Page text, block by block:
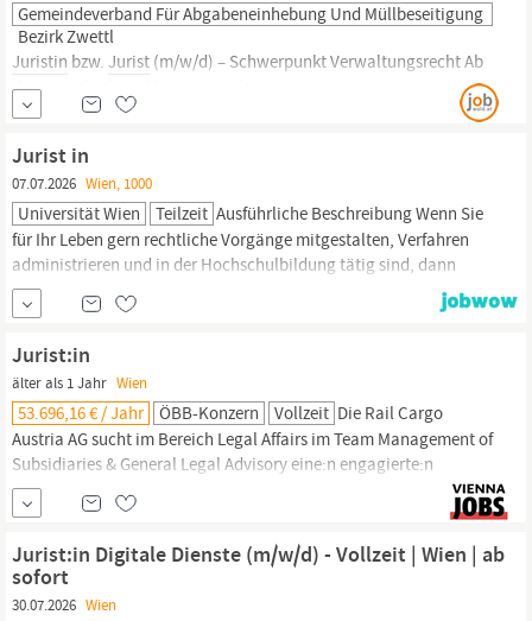
Gemeindeverband Für Abgabeneinhebung Und Müllbeseitigung
Bezirk Zwettl
Juristin bzw. Jurist (m/w/d) – Schwerpunkt Verwaltungsrecht Ab
dem 01. Oktober 2026 gelangt der Dienstposten einer
juristischen
Sachbearbeitung (Tätigkeitsprofil 4.3.) mit einem
Gemeindeverband für Abgabeneinhebung und Müllbeseitigung
Bezirk Zwettl mit Dienstort Zwettl zur...
Jurist in
07.07.2026 Wien, 1000
Universität Wien Teilzeit Ausführliche Beschreibung Wenn Sie
für Ihr Leben gern rechtliche Vorgänge mitgestalten, Verfahren
administrieren und in der Hochschulbildung tätig sind, dann
willkommen im Team! Ihr persönlicher Wirkungsraum: Als
Jurist
in sind Sie direkt der Abteilungsleitung zugeordnet und für alle
Die...
Jurist:in
älter als 1 Jahr Wien
53.696,16 € / Jahr ÖBB-Konzern Vollzeit Die Rail Cargo
Austria AG sucht im Bereich Legal Affairs im Team Management of
Subsidiaries & General Legal Advisory eine:n engagierte:n
Jurist:in.
Dein Job, du. bietest allgemeine rechtliche Beratung mit
Schwerpunkt auf branchenspezifische wirtschaftsrechtliche
Fragestellungen und Gesellschaftsrecht für Bedarfsträger:innen
der Rail Cargo Group.
Jurist:in Digitale Dienste (m/w/d) - Vollzeit | Wien | ab
sofort
30.07.2026 Wien